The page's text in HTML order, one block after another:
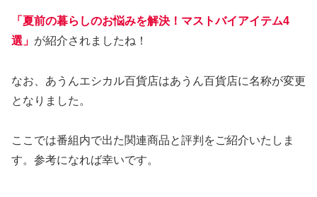
「夏前の暮らしのお悩みを解決！マストバイアイテム4
選」 が紹介されましたね！
なお、あうんエシカル百貨店はあうん百貨店に名称が変更
となりました。
ここでは番組内で出た関連商品と評判をご紹介いたしま
す。参考になれば幸いです。